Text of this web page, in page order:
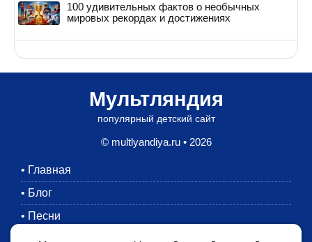
100 удивительных фактов о необычных
мировых рекордах и достижениях
Мультляндия
популярный детский сайт
© multlyandiya.ru • 2026
• Главная
• Блог
• Песни
Раскраски